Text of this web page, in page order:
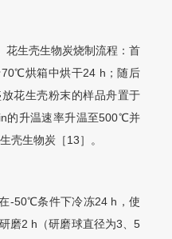
花生壳生物炭烧制流程：首
烘箱中烘干24 h；随后
花生壳粉末的样品舟置于
的升温速率升温至500℃并
壳生物炭［13］ 。
-50℃条件下冷冻24 h，使
磨2 h（研磨球直径为3、5